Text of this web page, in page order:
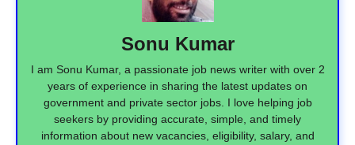
Sonu Kumar
I am Sonu Kumar, a passionate job news writer with over 2
years of experience in sharing the latest updates on
government and private sector jobs. I love helping job
seekers by providing accurate, simple, and timely
information about new vacancies, eligibility, salary, and